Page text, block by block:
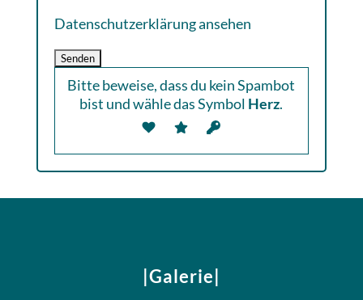
Datenschutzerklärung ansehen
Bitte beweise, dass du kein Spambot
bist und wähle das Symbol Herz.
|Galerie|